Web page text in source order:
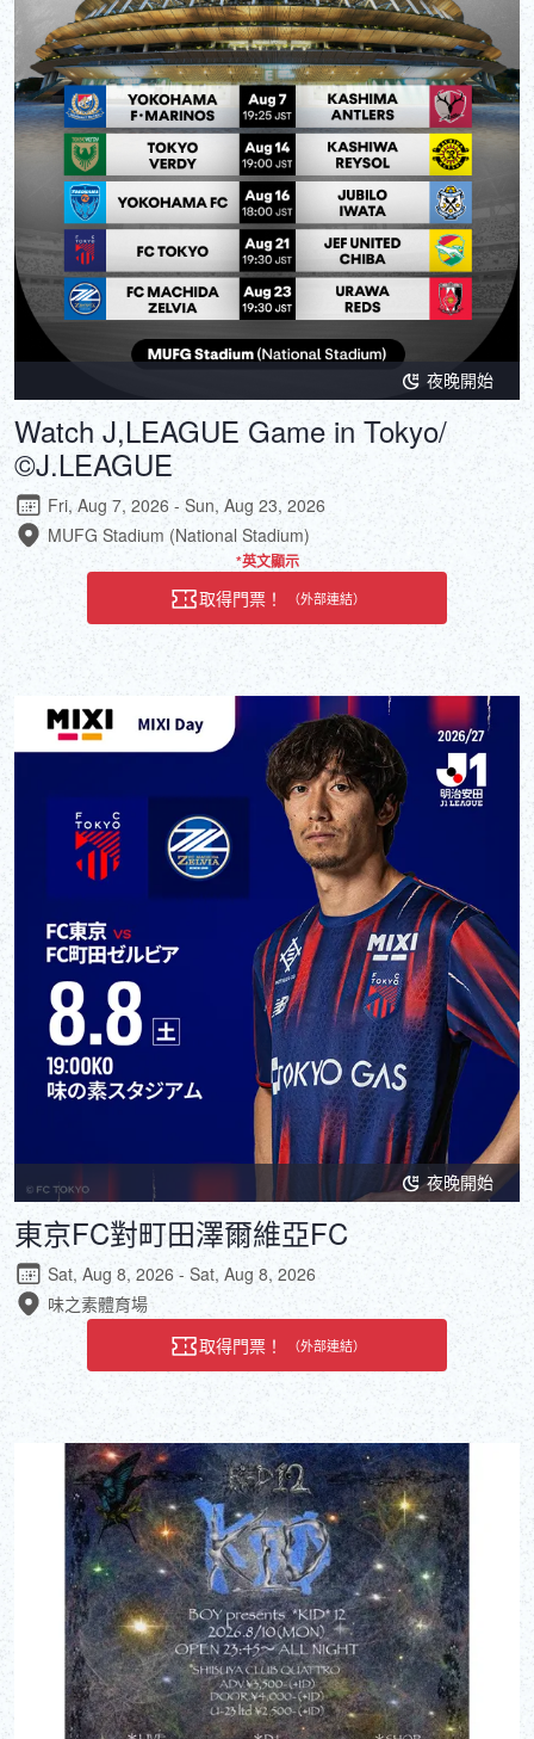
夜晚開始
Watch J,LEAGUE Game in Tokyo/
©J.LEAGUE
Fri, Aug 7, 2026 - Sun, Aug 23, 2026
MUFG Stadium (National Stadium)
*英文顯示
取得門票！ （外部連結）
夜晚開始
東京FC對町田澤爾維亞FC
Sat, Aug 8, 2026 - Sat, Aug 8, 2026
味之素體育場
取得門票！
（外部連結）